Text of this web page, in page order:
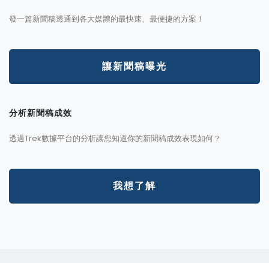
發一篇新聞稿透通到各大媒體的最快速、最便捷的方案！
讓新聞稿曝光
分析新聞稿成效
透過Trek數據平台的分析讓您知道你的新聞稿成效表現如何？
我想了解